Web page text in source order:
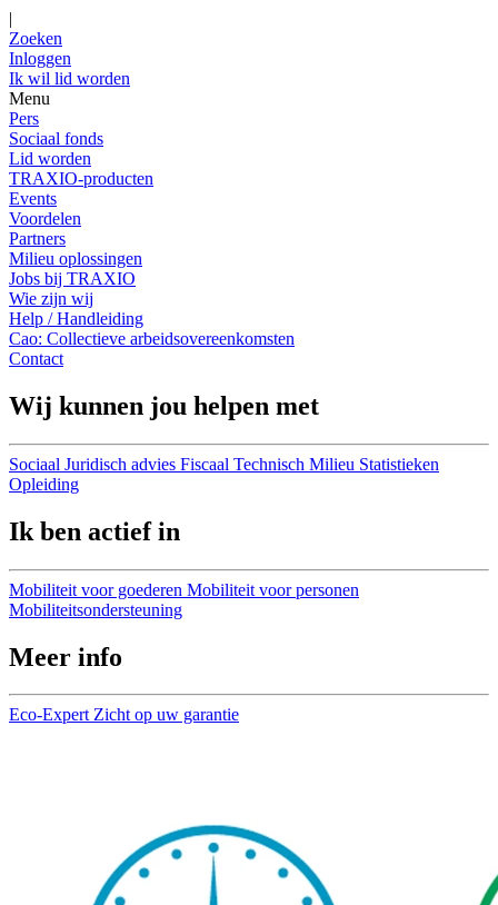
|
Zoeken
Inloggen
Ik wil lid worden
Menu
Pers
Sociaal fonds
Lid worden
TRAXIO-producten
Events
Voordelen
Partners
Milieu oplossingen
Jobs bij TRAXIO
Wie zijn wij
Help / Handleiding
Cao: Collectieve arbeidsovereenkomsten
Contact
Wij kunnen jou helpen met
Sociaal Juridisch advies Fiscaal Technisch Milieu Statistieken
Opleiding
Ik ben actief in
Mobiliteit voor goederen Mobiliteit voor personen
Mobiliteitsondersteuning
Meer info
Eco-Expert Zicht op uw garantie